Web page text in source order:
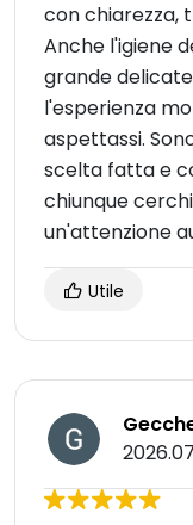
con chiarezza,
Anche l'igiene
grande
l'esperienza
aspettassi.
scelta fatta e
chiunque
un'attenzione
Utile